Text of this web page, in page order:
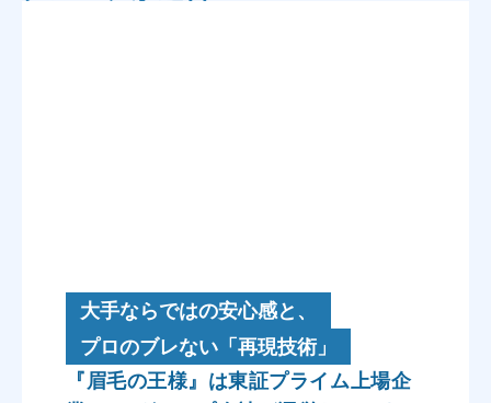
大手ならではの安心感と、
プロのブレない「再現技術」
『眉毛の王様』は東証プライム上場企